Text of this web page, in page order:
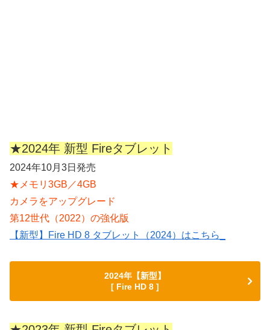
★2024年 新型 Fireタブレット
2024年10月3日発売
★メモリ3GB／4GB
カメラをアップグレード
第12世代（2022）の強化版
【新型】Fire HD 8 タブレット（2024）はこちら_
2024年【新型】
[ Fire HD 8 ]